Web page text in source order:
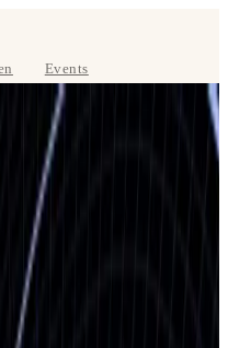
Events